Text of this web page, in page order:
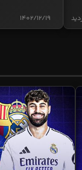
1402/12/19